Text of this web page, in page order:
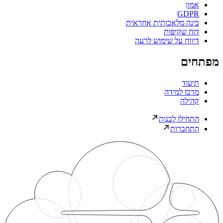
אמון
GDPR
בינה מלאכותית אחראית
דוח שקיפות
דיווח על שימוש לרעה
מפתחים
תיעוד
מרכז למידה
קהילה
התחילו לבנות
התחברות